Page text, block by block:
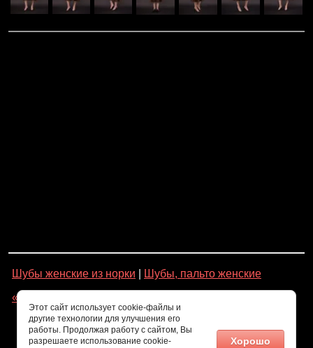
Шубы женские из норки
Шубы, пальто женские
« Назад
Этот сайт использует cookie-файлы и
другие технологии для улучшения его
работы. Продолжая работу с сайтом, Вы
разрешаете использование cookie-
Хорошо